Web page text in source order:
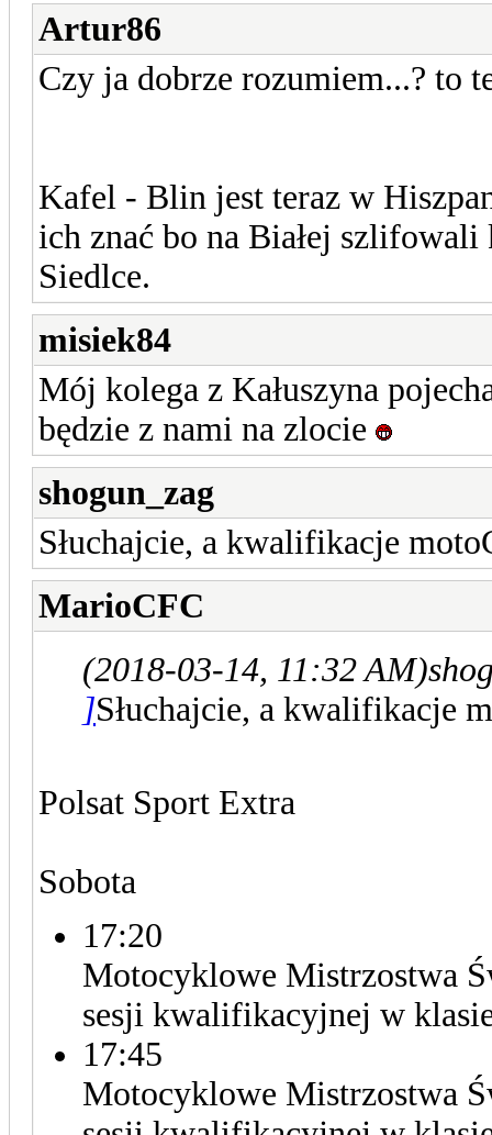
Artur86
Czy ja dobrze rozumiem...? to
Kafel - Blin jest teraz w
ich znać bo na Białej
Siedlce.
misiek84
Mój kolega z Kałuszyna
będzie z nami na zlocie
shogun_zag
Słuchajcie, a kwalifikacje
MarioCFC
(2018-03-14, 11:32 AM)
]Słuchajcie, a kwalifikacje
Polsat Sport Extra
Sobota
17:20
Motocyklowe Mistrzostwa
sesji kwalifikacyjnej w
17:45
Motocyklowe Mistrzostwa